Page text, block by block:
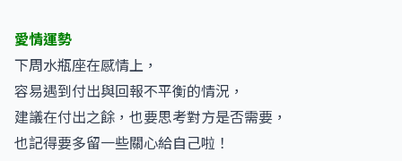
愛情運勢
下周水瓶座在感情上，
容易遇到付出與回報不平衡的情況，
建議在付出之餘，也要思考對方是否需要，
也記得要多留一些關心給自己啦！